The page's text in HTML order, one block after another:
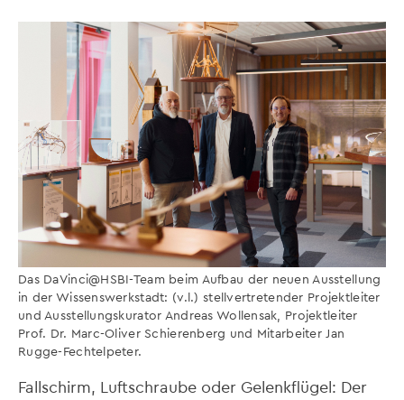
Das DaVinci@HSBI-Team beim Aufbau der neuen Ausstellung
in der Wissenswerkstadt: (v.l.) stellvertretender Projektleiter
und Ausstellungskurator Andreas Wollensak, Projektleiter
Prof. Dr. Marc-Oliver Schierenberg und Mitarbeiter Jan
Rugge-Fechtelpeter.
Fallschirm, Luftschraube oder Gelenkflügel: Der